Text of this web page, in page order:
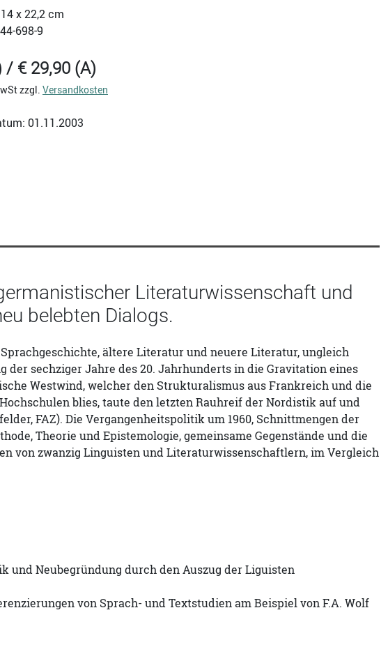
x 22,2 cm
698-9
/ € 29,90 (A)
zzgl. Versandkosten
01.11.2003
Literaturwissenschaft und
belebten Dialogs.
ältere Literatur und neuere Literatur, ungleich
sechziger Jahre des 20. Jahrhunderts in die Gravitation eines
Westwind, welcher den Strukturalismus aus Frankreich und die
blies, taute den letzten Rauhreif der Nordistik auf und
FAZ). Die Vergangenheitspolitik um 1960, Schnittmengen der
Theorie und Epistemologie, gemeinsame Gegenstände und die
von zwanzig Linguisten und Literaturwissenschaftlern, im Vergleich
Neubegründung durch den Auszug der Liguisten
von Sprach- und Textstudien am Beispiel von F.A. Wolf